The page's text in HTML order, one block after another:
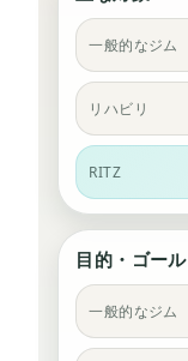
一般的なジム
リハビリ
RITZ
目的・ゴール
一般的なジム